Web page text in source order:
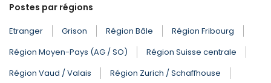
Postes par régions
Etranger Grison Région Bâle
Région Fribourg
Région Moyen-Pays (AG / SO)
Région Suisse centrale
Région Vaud / Valais
Région Zurich / Schaffhouse